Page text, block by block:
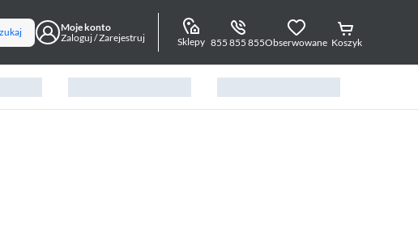
Moje konto
Zaloguj / Zarejestruj
Sklepy 855 855 855Obserwowane Koszyk